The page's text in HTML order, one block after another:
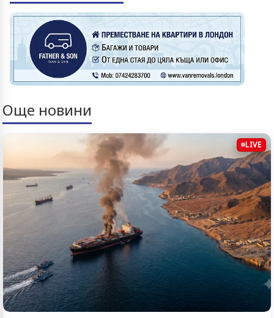
Още новини
LIVE